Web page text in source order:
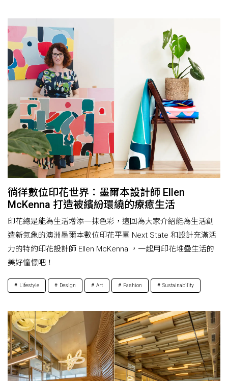
徜徉數位印花世界：墨爾本設計師 Ellen
McKenna 打造被繽紛環繞的療癒生活
印花總是能為生活增添一抹色彩，這回為大家介紹能為生活創
造新氣象的澳洲墨爾本數位印花平臺 Next State 和設計充滿活
力的特約印花設計師 Ellen McKenna ，一起用印花堆疊生活的
美好憧憬吧！
Lifestyle Design Art Fashion Sustainability